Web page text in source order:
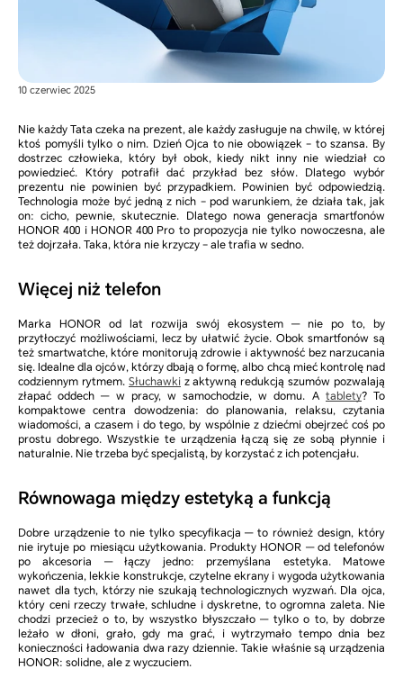
10 czerwiec 2025
Nie każdy Tata czeka na prezent, ale każdy zasługuje na chwilę, w której
ktoś pomyśli tylko o nim. Dzień Ojca to nie obowiązek – to szansa. By
dostrzec człowieka, który był obok, kiedy nikt inny nie wiedział co
powiedzieć. Który potrafił dać przykład bez słów. Dlatego wybór
prezentu nie powinien być przypadkiem. Powinien być odpowiedzią.
Technologia może być jedną z nich – pod warunkiem, że działa tak, jak
on: cicho, pewnie, skutecznie. Dlatego nowa generacja smartfonów
HONOR 400 i HONOR 400 Pro to propozycja nie tylko nowoczesna, ale
też dojrzała. Taka, która nie krzyczy – ale trafia w sedno.
Więcej niż telefon
Marka HONOR od lat rozwija swój ekosystem — nie po to, by
przytłoczyć możliwościami, lecz by ułatwić życie. Obok smartfonów są
też smartwatche, które monitorują zdrowie i aktywność bez narzucania
się. Idealne dla ojców, którzy dbają o formę, albo chcą mieć kontrolę nad
codziennym rytmem. Słuchawkiz aktywną redukcją szumów pozwalają
złapać oddech — w pracy, w samochodzie, w domu. A tablety? To
kompaktowe centra dowodzenia: do planowania, relaksu, czytania
wiadomości, a czasem i do tego, by wspólnie z dziećmi obejrzeć coś po
prostu dobrego. Wszystkie te urządzenia łączą się ze sobą płynnie i
naturalnie. Nie trzeba być specjalistą, by korzystać z ich potencjału.
Równowaga między estetyką a funkcją
Dobre urządzenie to nie tylko specyfikacja — to również design, który
nie irytuje po miesiącu użytkowania. Produkty HONOR — od telefonów
po akcesoria — łączy jedno: przemyślana estetyka. Matowe
wykończenia, lekkie konstrukcje, czytelne ekrany i wygoda użytkowania
nawet dla tych, którzy nie szukają technologicznych wyzwań. Dla ojca,
który ceni rzeczy trwałe, schludne i dyskretne, to ogromna zaleta. Nie
chodzi przecież o to, by wszystko błyszczało — tylko o to, by dobrze
leżało w dłoni, grało, gdy ma grać, i wytrzymało tempo dnia bez
konieczności ładowania dwa razy dziennie. Takie właśnie są urządzenia
HONOR: solidne, ale z wyczuciem.